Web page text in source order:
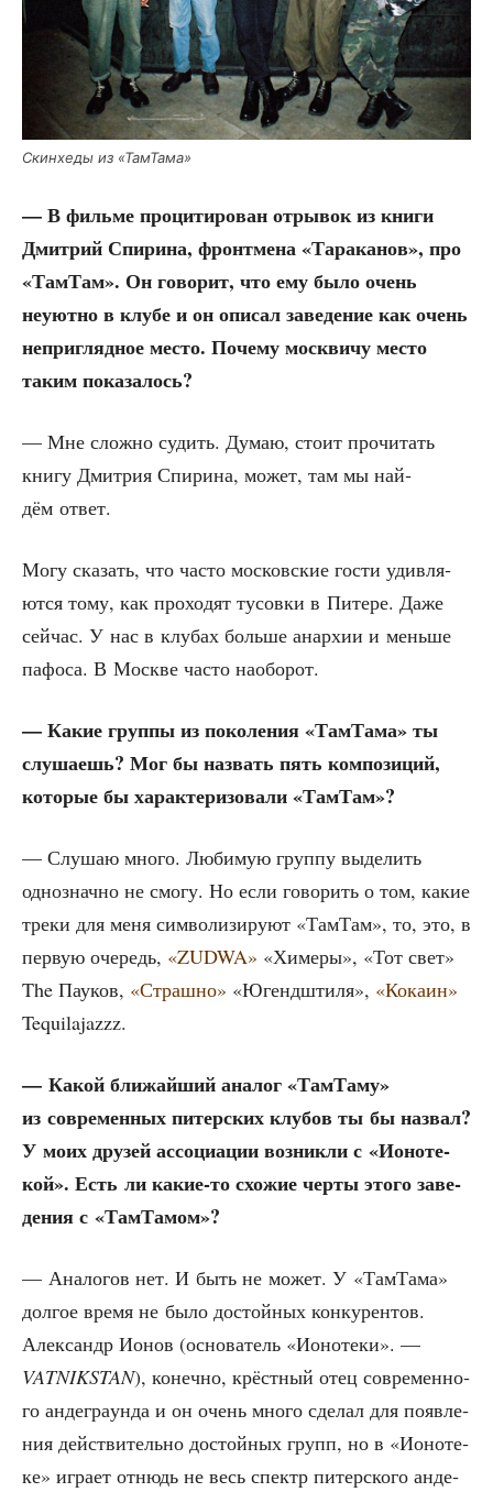
Скин­хе­ды из «Там­Та­ма»
— В филь­ме про­ци­ти­ро­ван отры­вок из кни­ги
Дмит­рий Спи­ри­на, фронт­ме­на «Тара­ка­нов», про
«Там­Там». Он гово­рит, что ему было очень
неуют­но в клу­бе и он опи­сал заве­де­ние как очень
непри­гляд­ное место. Поче­му моск­ви­чу место
таким показалось?
— Мне слож­но судить. Думаю, сто­ит про­чи­тать
кни­гу Дмит­рия Спи­ри­на, может, там мы най­
дём ответ.
Могу ска­зать, что часто мос­ков­ские гости удив­ля­
ют­ся тому, как про­хо­дят тусов­ки в Пите­ре. Даже
сей­час. У нас в клу­бах боль­ше анар­хии и мень­ше
пафо­са. В Москве часто наоборот.
— Какие груп­пы из поко­ле­ния «Там­Та­ма» ты
слу­ша­ешь? Мог бы назвать пять ком­по­зи­ций,
кото­рые бы харак­те­ри­зо­ва­ли «Там­Там»?
— Слу­шаю мно­го. Люби­мую груп­пу выде­лить
одно­знач­но не смо­гу. Но если гово­рить о том, какие
тре­ки для меня сим­во­ли­зи­ру­ют «Там­Там», то, это, в
первую оче­редь, «ZUDWA» «Химе­ры», «Тот свет»
The Пау­ков, «Страш­но» «Югенд­шти­ля», «Кока­ин»
Tequilajazzz.
— Какой бли­жай­ший ана­лог «Там­Та­му»
из совре­мен­ных питер­ских клу­бов ты бы назвал?
У моих дру­зей ассо­ци­а­ции воз­ник­ли с «Ионо­те­
кой». Есть ли какие-то схо­жие чер­ты это­го заве­
де­ния с «Там­Та­мом»?
— Ана­ло­гов нет. И быть не может. У «Там­Та­ма»
дол­гое вре­мя не было достой­ных кон­ку­рен­тов.
Алек­сандр Ионов (осно­ва­тель «Ионо­те­ки». —
VATNIKSTAN), конеч­но, крёст­ный отец совре­мен­но­
го анде­гра­ун­да и он очень мно­го сде­лал для появ­ле­
ния дей­стви­тель­но достой­ных групп, но в «Ионо­те­
ке» игра­ет отнюдь не весь спектр питер­ско­го анде­